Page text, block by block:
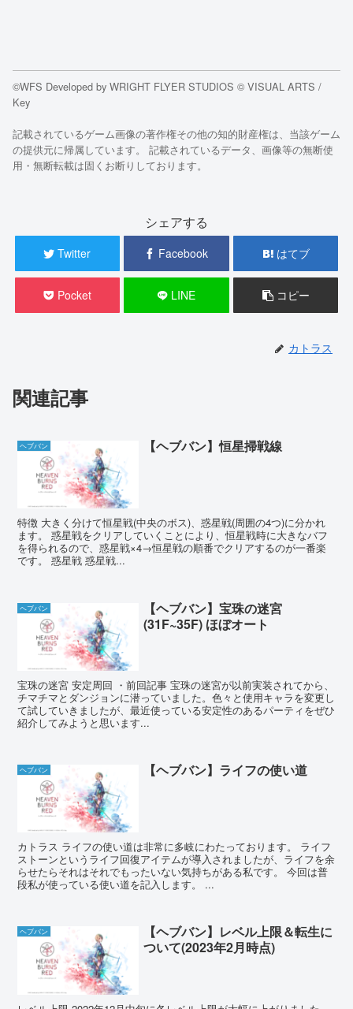
©WFS Developed by WRIGHT FLYER STUDIOS © VISUAL ARTS /
Key
記載されているゲーム画像の著作権その他の知的財産権は、当該ゲーム
の提供元に帰属しています。 記載されているデータ、画像等の無断使
用・無断転載は固くお断りしております。
シェアする
Twitter Facebook はてブ
Pocket LINE コピー
カトラス
関連記事
ヘブバン 【ヘブバン】恒星掃戦線
特徴 大きく分けて恒星戦(中央のボス)、惑星戦(周囲の4つ)に分かれ
ます。 惑星戦をクリアしていくことにより、恒星戦時に大きなバフ
を得られるので、惑星戦×4→恒星戦の順番でクリアするのが一番楽
です。 惑星戦 惑星戦...
ヘブバン
【ヘブバン】宝珠の迷宮
(31F~35F) ほぼオート
宝珠の迷宮 安定周回 ・前回記事 宝珠の迷宮が以前実装されてから、
チマチマとダンジョンに潜っていました。色々と使用キャラを変更し
て試していきましたが、最近使っている安定性のあるパーティをぜひ
紹介してみようと思います...
ヘブバン 【ヘブバン】ライフの使い道
カトラス ライフの使い道は非常に多岐にわたっております。 ライフ
ストーンというライフ回復アイテムが導入されましたが、ライフを余
らせたらそれはそれでもったいない気持ちがある私です。 今回は普
段私が使っている使い道を記入します。 ...
ヘブバン
【ヘブバン】レベル上限＆転生に
ついて(2023年2月時点)